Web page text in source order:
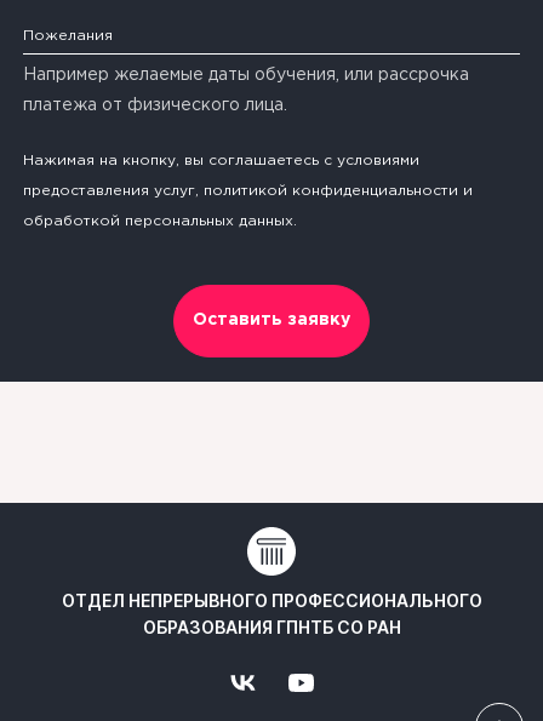
Например желаемые даты обучения, или рассрочка
платежа от физического лица.
Нажимая на кнопку, вы соглашаетесь c условиями
предоставления услуг, политикой конфиденциальности и
обработкой персональных данных.
Оставить заявку
ОТДЕЛ НЕПРЕРЫВНОГО ПРОФЕССИОНАЛЬНОГО
ОБРАЗОВАНИЯ ГПНТБ СО РАН